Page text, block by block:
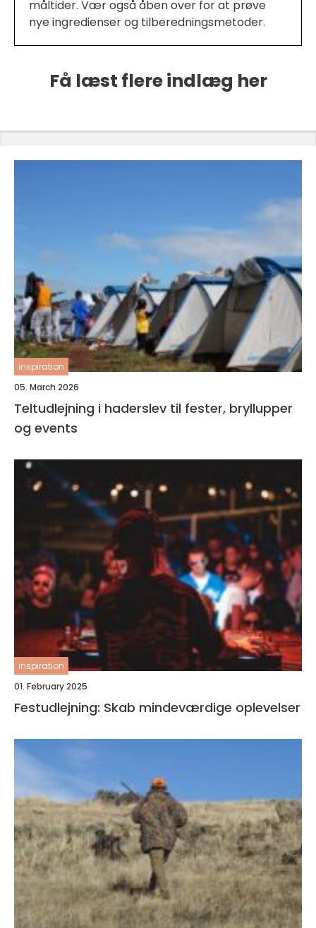
måltider. Vær også åben over for at prøve
nye ingredienser og tilberedningsmetoder.
Få læst flere indlæg her
inspiration
05. March 2026
Teltudlejning i haderslev til fester, bryllupper
og events
inspiration
01. February 2025
Festudlejning: Skab mindeværdige oplevelser